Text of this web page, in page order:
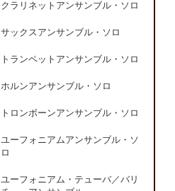
クラリネットアンサンブル・ソロ
サックスアンサンブル・ソロ
トランペットアンサンブル・ソロ
ホルンアンサンブル・ソロ
トロンボーンアンサンブル・ソロ
ユーフォニアムアンサンブル・ソ
ロ
ユーフォニアム・テューバ／バリ